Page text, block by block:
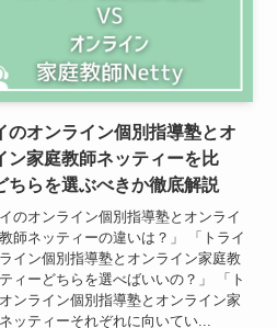
のオンライン個別指導塾とオ
ン家庭教師ネッティーを比
ちらを選ぶべきか徹底解説
イのオンライン個別指導塾とオンライ
師ネッティーの違いは？」 「トライ
イン個別指導塾とオンライン家庭教
ィーどちらを選べばいいの？」 「ト
ンライン個別指導塾とオンライン家
ッティーそれぞれに向いてい...